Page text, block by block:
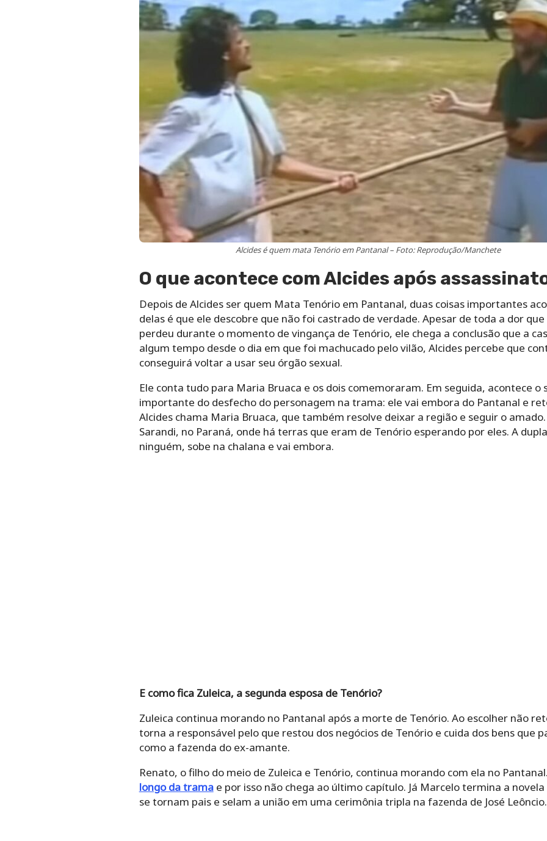
Alcides é quem mata Tenório em Pantanal – Foto: Reprodução/Manchete
O que acontece com Alcides após
Depois de Alcides ser quem Mata Tenório em Pantanal, duas coisas importantes
delas é que ele descobre que não foi castrado de verdade. Apesar de toda a dor
perdeu durante o momento de vingança de Tenório, ele chega a conclusão que a
algum tempo desde o dia em que foi machucado pelo vilão, Alcides percebe que
conseguirá voltar a usar seu órgão sexual.
Ele conta tudo para Maria Bruaca e os dois comemoraram. Em seguida, acontece
importante do desfecho do personagem na trama: ele vai embora do Pantanal e
Alcides chama Maria Bruaca, que também resolve deixar a região e seguir o
Sarandi, no Paraná, onde há terras que eram de Tenório esperando por eles. A
ninguém, sobe na chalana e vai embora.
E como fica Zuleica, a segunda esposa de Tenório?
Zuleica continua morando no Pantanal após a morte de Tenório. Ao escolher não
torna a responsável pelo que restou dos negócios de Tenório e cuida dos bens que
como a fazenda do ex-amante.
Renato, o filho do meio de Zuleica e Tenório, continua morando com ela no
longo da tramae por isso não chega ao último capítulo. Já Marcelo termina a novela
se tornam pais e selam a união em uma cerimônia tripla na fazenda de José Leôncio.